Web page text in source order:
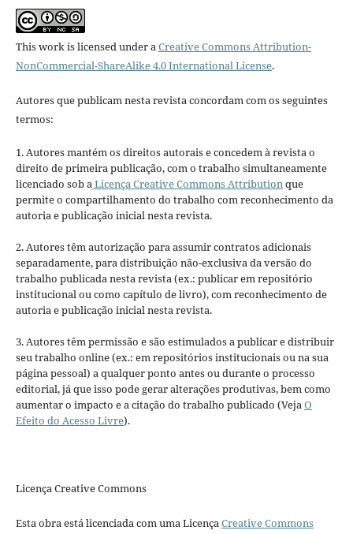
This work is licensed under aCreative Commons Attribution-
NonCommercial-ShareAlike 4.0 International License.
Autores que publicam nesta revista concordam com os seguintes
termos:
1. Autores mantém os direitos autorais e concedem à revista o
direito de primeira publicação, com o trabalho simultaneamente
licenciado sob aLicença Creative Commons Attributionque
permite o compartilhamento do trabalho com reconhecimento da
autoria e publicação inicial nesta revista.
2. Autores têm autorização para assumir contratos adicionais
separadamente, para distribuição não-exclusiva da versão do
trabalho publicada nesta revista (ex.: publicar em repositório
institucional ou como capítulo de livro), com reconhecimento de
autoria e publicação inicial nesta revista.
3. Autores têm permissão e são estimulados a publicar e distribuir
seu trabalho online (ex.: em repositórios institucionais ou na sua
página pessoal) a qualquer ponto antes ou durante o processo
editorial, já que isso pode gerar alterações produtivas, bem como
aumentar o impacto e a citação do trabalho publicado (VejaO
Efeito do Acesso Livre).
Licença Creative Commons
Esta obra está licenciada com uma LicençaCreative Commons